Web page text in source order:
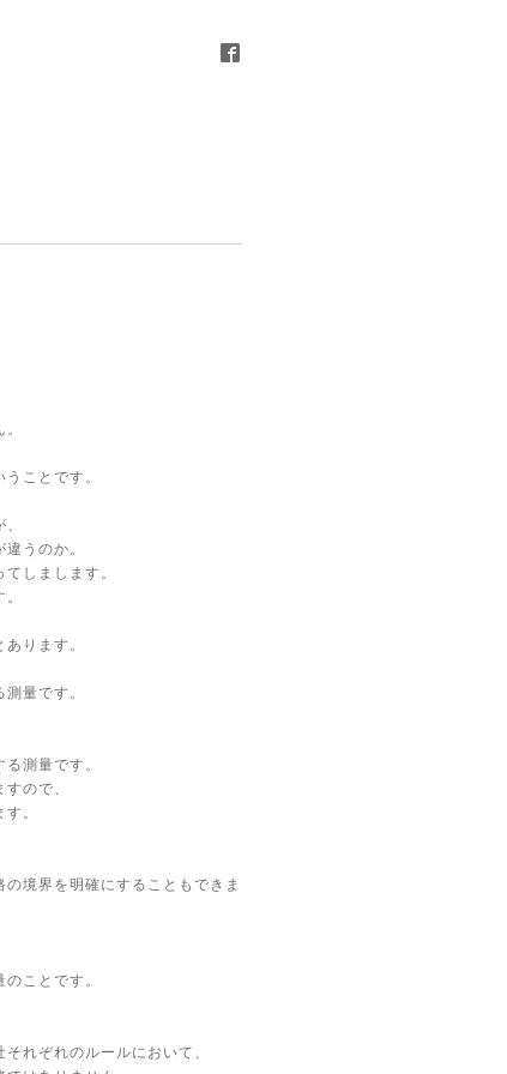
ことです。
うのか。
しまします。
ります。
量です。
測量です。
ので、
。
境界を明確にすることもできま
ことです。
れぞれのルールにおいて、